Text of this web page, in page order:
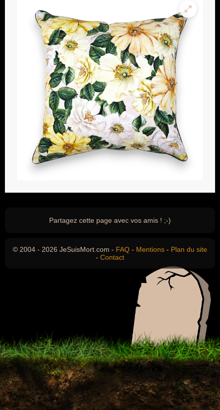
Partagez cette page avec vos amis ! ;-)
© 2004 - 2026 JeSuisMort.com - FAQ - Mentions - Plan du site
- Contact